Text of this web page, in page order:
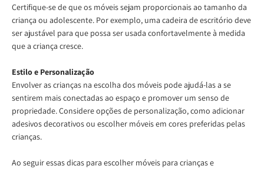
Certifique-se de que os móveis sejam proporcionais ao tamanho da
criança ou adolescente. Por exemplo, uma cadeira de escritório deve
ser ajustável para que possa ser usada confortavelmente à medida
que a criança cresce.
Estilo e Personalização
Envolver as crianças na escolha dos móveis pode ajudá-las a se
sentirem mais conectadas ao espaço e promover um senso de
propriedade. Considere opções de personalização, como adicionar
adesivos decorativos ou escolher móveis em cores preferidas pelas
crianças.
Ao seguir essas dicas para escolher móveis para crianças e